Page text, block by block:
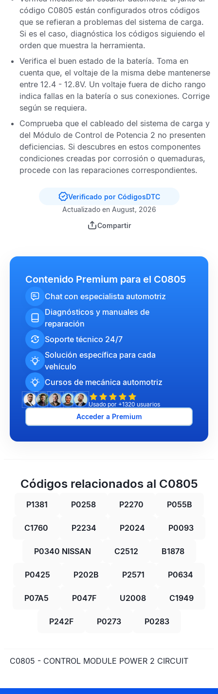
código C0805 están configurados otros códigos
que se refieran a problemas del sistema de carga.
Si es el caso, diagnóstica los códigos siguiendo el
orden que muestra la herramienta.
Verifica el buen estado de la batería. Toma en
cuenta que, el voltaje de la misma debe mantenerse
entre 12.4 - 12.8V. Un voltaje fuera de dicho rango
indica fallas en la batería o sus conexiones. Corrige
según se requiera.
Comprueba que el cableado del sistema de carga y
del Módulo de Control de Potencia 2 no presenten
deficiencias. Si descubres en estos componentes
condiciones creadas por corrosión o quemaduras,
procede con las reparaciones correspondientes.
Verificado por CódigosDTC
Actualizado en August, 2026
Compartir
Contenido Premium para el C0805
Chat con especialista automotriz
Diagnósticos y manuales de
reparación
Soporte técnico 24/7
Solución específica para cada
vehículo
Cursos de mecánica automotriz
Usado por +1320 usuarios
Acceder a Premium
Códigos relacionados al C0805
P1381 P0258 P2270 P055B
C1760 P2234 P2024 P0093
P0340 NISSAN C2512 B1878
P0425 P202B P2571 P0634
P07A5 P047F U2008 C1949
P242F P0273 P0283
C0805 - CONTROL MODULE POWER 2 CIRCUIT